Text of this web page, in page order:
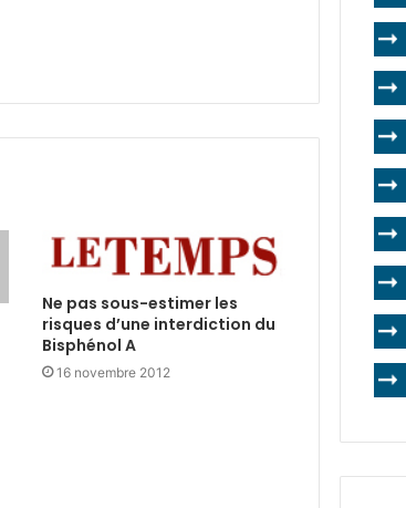
Ne pas sous-estimer les
risques d’une interdiction du
Bisphénol A
16 novembre 2012